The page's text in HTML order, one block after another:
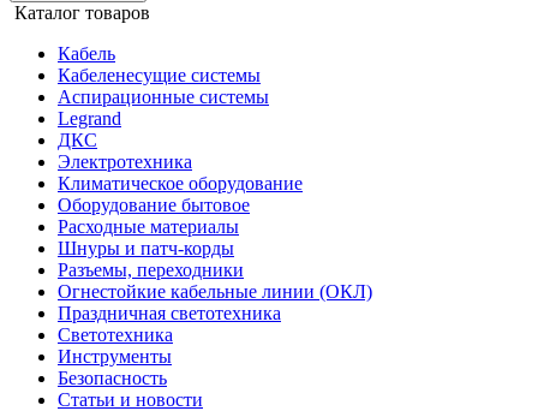
Каталог товаров
Кабель
Кабеленесущие системы
Аспирационные системы
Legrand
ДКС
Электротехника
Климатическое оборудование
Оборудование бытовое
Расходные материалы
Шнуры и патч-корды
Разъемы, переходники
Огнестойкие кабельные линии (ОКЛ)
Праздничная светотехника
Светотехника
Инструменты
Безопасность
Статьи и новости